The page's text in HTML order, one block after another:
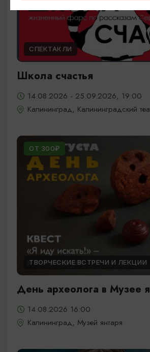
СПЕКТАКЛИ
Школа счастья
14.08.2026 - 25.09.2026, 19:00
Калининград, Калининградский
ОТ 300₽
ТВОРЧЕСКИЕ ВСТРЕЧИ И ЛЕКЦИИ
День археолога в Музее
14.08.2026 16:00
Калининград, Музей янтаря